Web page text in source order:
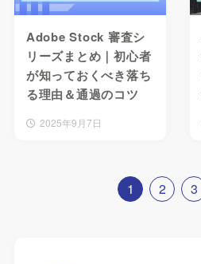
Adobe Stock 審査シ
リーズまとめ｜初心者
が知っておくべき落ち
る理由＆通過のコツ
2025年9月7日
1 2 3